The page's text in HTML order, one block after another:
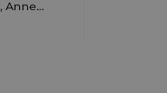
, Anne Becker